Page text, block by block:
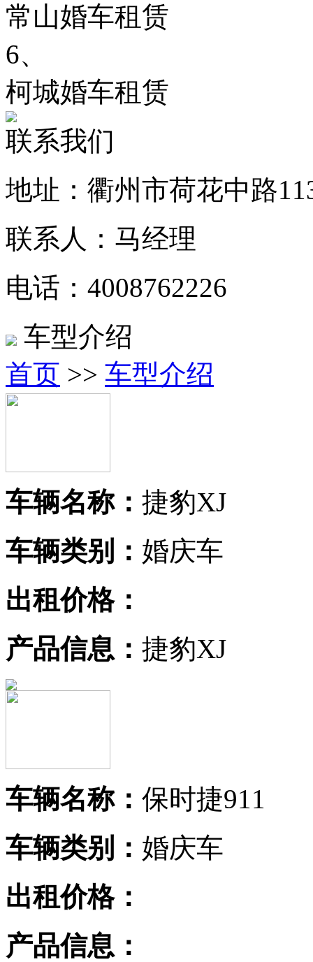
常山婚车租赁
6、
柯城婚车租赁
联系我们
地址：衢州市荷花中路
联系人：马经理
电话：4008762226
车型介绍
首页 >> 车型介绍
车辆名称： 捷豹XJ
车辆类别： 婚庆车
出租价格：
产品信息： 捷豹XJ
车辆名称： 保时捷911
车辆类别： 婚庆车
出租价格：
产品信息：